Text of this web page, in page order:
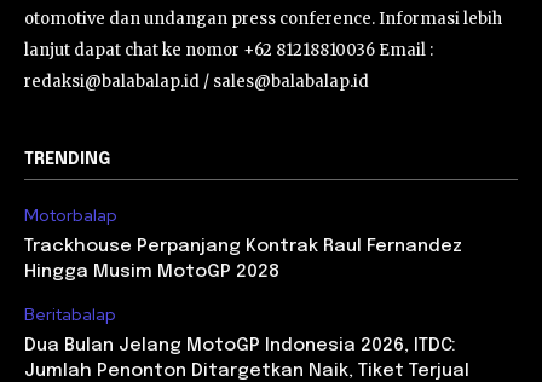
otomotive dan undangan press conference. Informasi lebih
lanjut dapat chat ke nomor +62 81218810036 Email :
redaksi@balabalap.id / sales@balabalap.id
TRENDING
Motorbalap
Trackhouse Perpanjang Kontrak Raul Fernandez
Hingga Musim MotoGP 2028
Beritabalap
Dua Bulan Jelang MotoGP Indonesia 2026, ITDC:
Jumlah Penonton Ditargetkan Naik, Tiket Terjual